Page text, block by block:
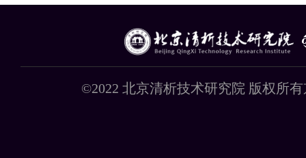
©2022 北京清析技术研究院 版权所有